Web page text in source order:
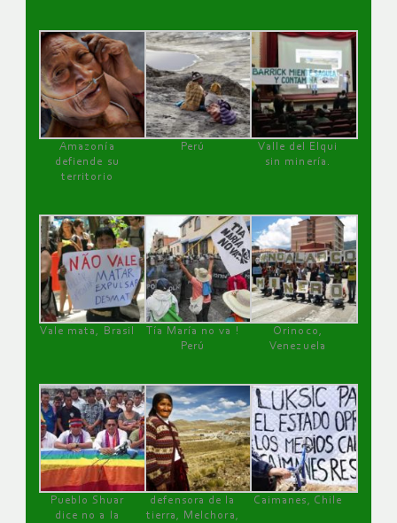
Amazonía
defiende su
territorio
Perú
Valle del Elqui
sin minería.
Vale mata, Brasil
Tía María no va !
Perú
Orinoco,
Venezuela
Pueblo Shuar
dice no a la
defensora de la
tierra, Melchora,
Caimanes, Chile